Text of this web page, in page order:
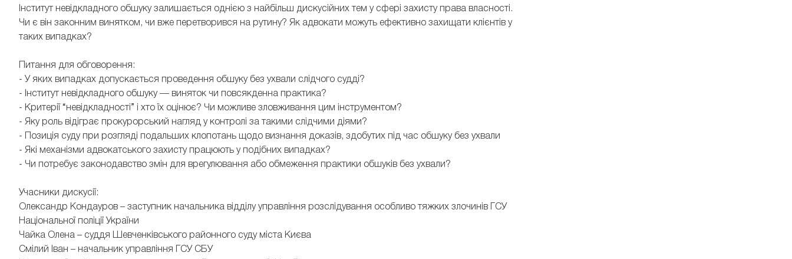
Інститут невідкладного обшуку залишається однією з найбільш дискусійних тем у сфері захисту права власності.
Чи є він законним винятком, чи вже перетворився на рутину? Як адвокати можуть ефективно захищати клієнтів у
таких випадках?
Питання для обговорення:
- У яких випадках допускається проведення обшуку без ухвали слідчого судді?
- Інститут невідкладного обшуку — виняток чи повсякденна практика?
- Критерії “невідкладності” і хто їх оцінює? Чи можливе зловживання цим інструментом?
- Яку роль відіграє прокурорський нагляд у контролі за такими слідчими діями?
- Позиція суду при розгляді подальших клопотань щодо визнання доказів, здобутих під час обшуку без ухвали
- Які механізми адвокатського захисту працюють у подібних випадках?
- Чи потребує законодавство змін для врегулювання або обмеження практики обшуків без ухвали?
Учасники дискусії:
Олександр Кондауров – заступник начальника відділу управління розслідування особливо тяжких злочинів ГСУ
Національної поліції України
Чайка Олена – суддя Шевченківського районного суду міста Києва
Смілий Іван – начальник управління ГСУ СБУ